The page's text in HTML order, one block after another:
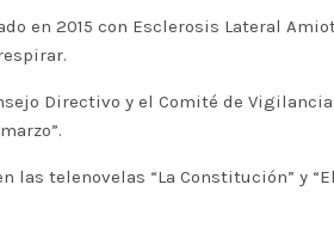
en 2015 con Esclerosis Lateral
Directivo y el Comité de
las telenovelas “La Constitución” y